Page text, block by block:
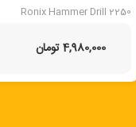
Ronix Hammer Drill 2250
4,980,000 تومان